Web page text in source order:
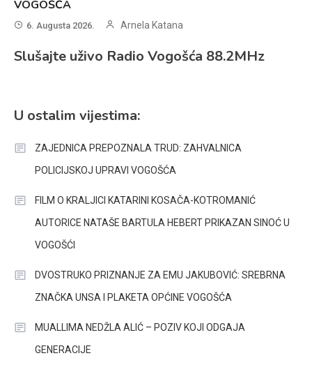
VOGOŠĆA
6. Augusta 2026. Arnela Katana
Slušajte uživo Radio Vogošća 88.2MHz
U ostalim vijestima:
ZAJEDNICA PREPOZNALA TRUD: ZAHVALNICA
POLICIJSKOJ UPRAVI VOGOŠĆA
FILM O KRALJICI KATARINI KOSAČA-KOTROMANIĆ
AUTORICE NATAŠE BARTULA HEBERT PRIKAZAN SINOĆ U
VOGOŠĆI
DVOSTRUKO PRIZNANJE ZA EMU JAKUBOVIĆ: SREBRNA
ZNAČKA UNSA I PLAKETA OPĆINE VOGOŠĆA
MUALLIMA NEDŽLA ALIĆ – POZIV KOJI ODGAJA
GENERACIJE